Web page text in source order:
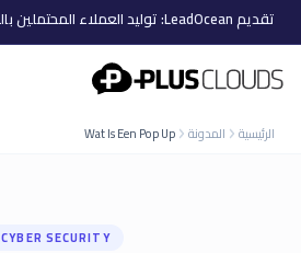
PlusClouds
الرئيسية المدونة Wat Is Een Pop Up
CYBER SECURITY